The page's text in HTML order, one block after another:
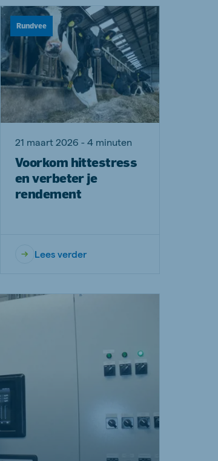
Rundvee
21 maart 2026 - 4 minuten
Voorkom hittestress
en verbeter je
rendement
Lees verder